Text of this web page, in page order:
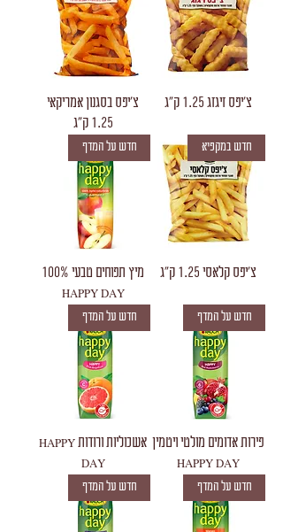
צ'יפס זיגזג 1.25 ק"ג
צ'יפס בסגנון אמריקאי
1.25 ק"ג
חדש במקפיא
צ'יפס קלאסי 1.25 ק"ג
חדש על המדף
מיץ תפוחים טבעי 100%
HAPPY DAY
חדש על המדף
פירות אדומים מולטי ויטמין
HAPPY DAY
חדש על המדף
אשכוליות ורודות HAPPY
DAY
חדש על המדף חדש על המדף